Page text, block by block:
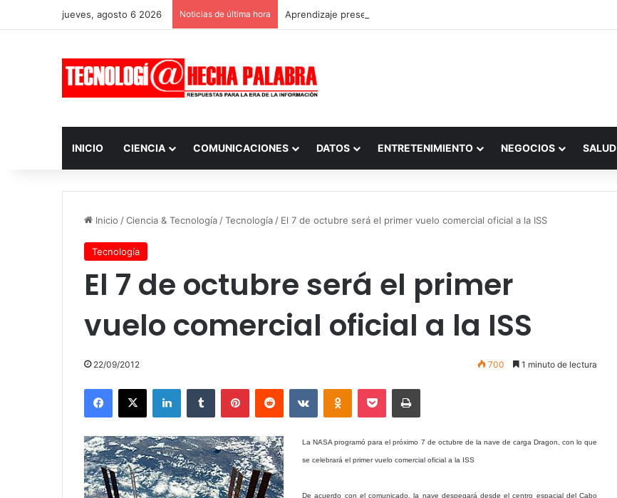
jueves, agosto 6 2026 Noticias de última hora Aprendizaje presencial vs. por internet
INICIO CIENCIA COMUNICACIONES DATOS ENTRETENIMIENTO NEGOCIOS SALUD
Inicio /Ciencia & Tecnología /Tecnología / El 7 de octubre será el primer vuelo comercial oficial a la ISS
Tecnología
El 7 de octubre será el primer
vuelo comercial oficial a la ISS
22/09/2012 700 1 minuto de lectura
Facebook
X LinkedInTumblr PinterestReddit VKontakteOdnoklassniki
Pocket Imprimir
La NASA programó para el próximo 7 de octubre de la nave de carga Dragon, con lo que
se celebrará el primer vuelo comercial oficial a la ISS
De acuerdo con el comunicado, la nave despegará desde el centro espacial del Cabo